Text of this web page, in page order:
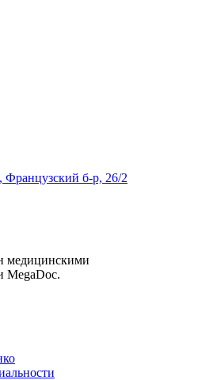
б-р, 26/2
медицинскими
MegaDoc.